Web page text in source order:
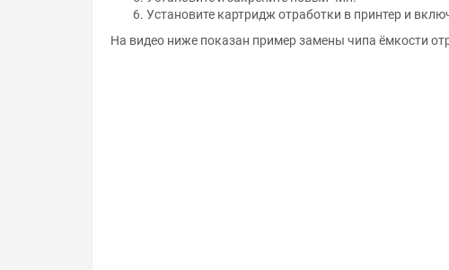
Установите картридж отработки в принтер и
На видео ниже показан пример замены чипа ёмкости